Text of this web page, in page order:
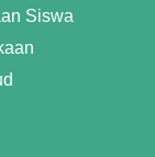
Siswa